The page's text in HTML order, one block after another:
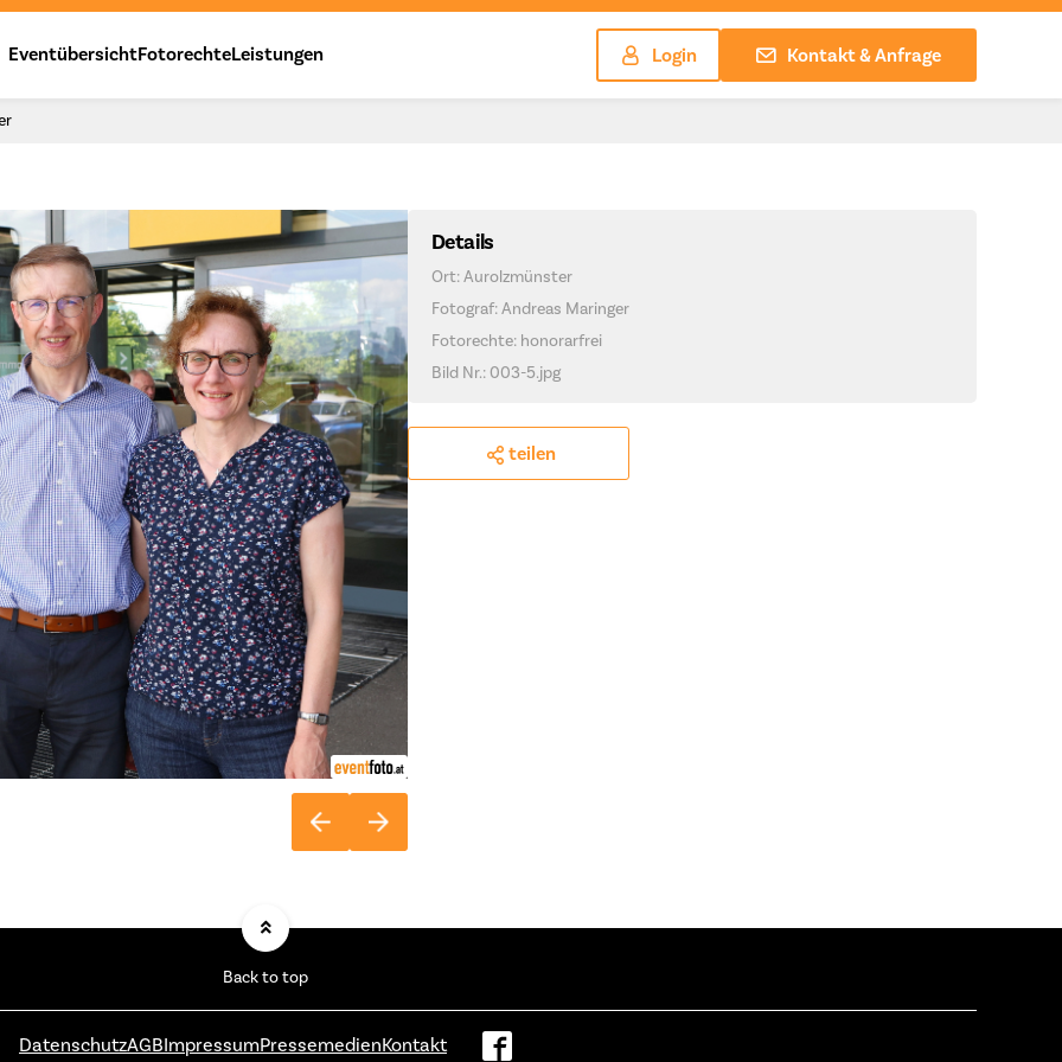
EventübersichtFotorechteLeistungen Login Kontakt & Anfrage
Details
Ort: Aurolzmünster
Fotograf: Andreas Maringer
Fotorechte: honorarfrei
Bild Nr.: 003-5.jpg
teilen
Back to top
DatenschutzAGBImpressumPressemedienKontakt